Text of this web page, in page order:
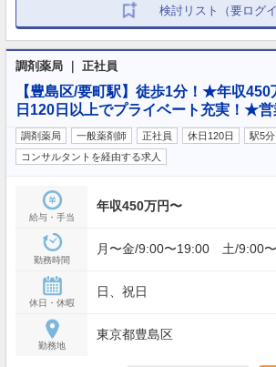
検討リスト（要ログイ
調剤薬局 ｜ 正社員
【豊島区/要町駅】徒歩1分！★年収
日120日以上でプライベート充実！★
調剤薬局 一般薬剤師 正社員 休日120日
駅5分
コンサルタントを経由する求人
給与・手当
年収450万円〜
勤務時間
月〜金/9:00〜19:00 土/9:00
休日・休暇
日、祝日
勤務地
東京都豊島区